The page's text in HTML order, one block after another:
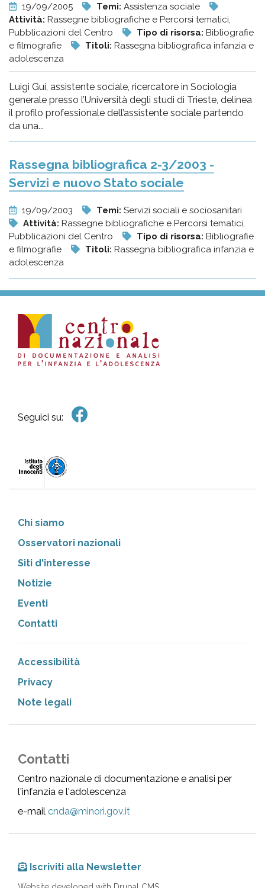
19/09/2005 Temi: Assistenza sociale
Attività: Rassegne bibliografiche e Percorsi tematici,
Pubblicazioni del Centro
Tipo di risorsa: Bibliografie
e filmografie
Titoli: Rassegna bibliografica infanzia e
adolescenza
Luigi Gui, assistente sociale, ricercatore in Sociologia
generale presso l’Università degli studi di Trieste, delinea
il profilo professionale dell’assistente sociale partendo
da una...
Rassegna bibliografica 2-3/2003 -
Servizi e nuovo Stato sociale
19/09/2003 Temi: Servizi sociali e sociosanitari
Attività: Rassegne bibliografiche e Percorsi tematici,
Pubblicazioni del Centro
Tipo di risorsa: Bibliografie
e filmografie
Titoli: Rassegna bibliografica infanzia e
adolescenza
Seguici su:
Chi siamo
Osservatori nazionali
Siti d'interesse
Notizie
Eventi
Contatti
Accessibilità
Privacy
Note legali
Contatti
Centro nazionale di documentazione e analisi per
l'infanzia e l'adolescenza
e-mail cnda@minori.gov.it
Iscriviti alla Newsletter